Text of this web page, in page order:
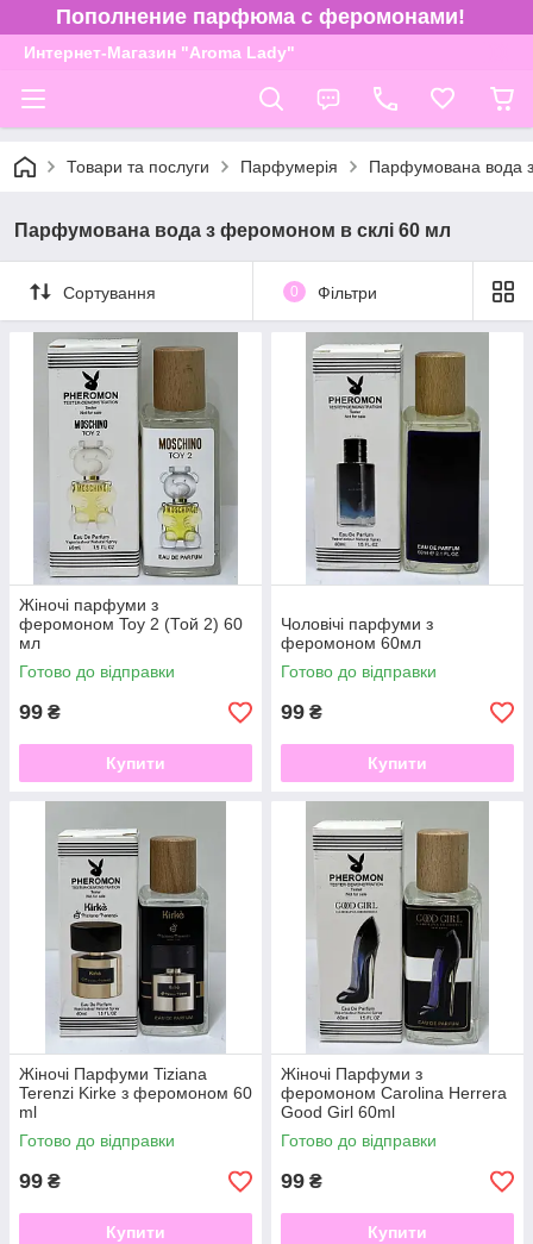
Пополнение парфюма с феромонами!
Интернет-Магазин "Aroma Lady"
Товари та послуги Парфумерія Парфумована вода
Парфумована вода з феромоном в склі 60 мл
Сортування 0 Фільтри
Жіночі парфуми з
феромоном Toy 2 (Той 2) 60
мл
Готово до відправки
99 ₴
Купити
Чоловічі парфуми з
феромоном 60мл
Готово до відправки
99 ₴
Купити
Жіночі Парфуми Tiziana
Terenzi Kirke з феромоном 60
ml
Готово до відправки
99 ₴
Купити
Жіночі Парфуми з
феромоном Carolina Herrera
Good Girl 60ml
Готово до відправки
99 ₴
Купити